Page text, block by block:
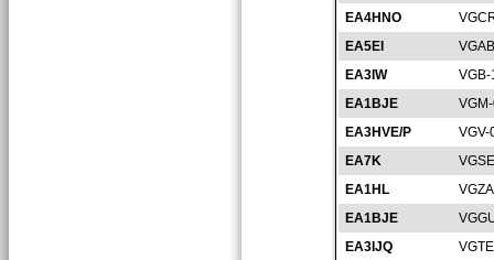
EA4HNO
EA5EI
EA3IW
EA1BJE
EA3HVE/P
VGV-
EA7K
EA1HL
EA1BJE
EA3IJQ